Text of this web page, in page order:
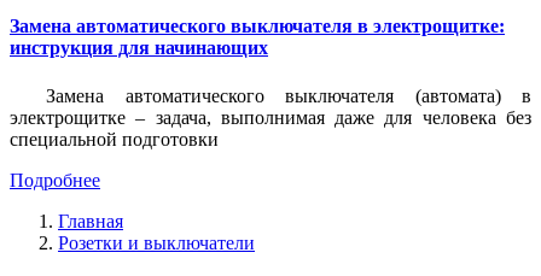
Замена автоматического выключателя в электрощитке:
инструкция для начинающих
Замена автоматического выключателя (автомата) в
электрощитке – задача, выполнимая даже для человека без
специальной подготовки
Подробнее
Главная
Розетки и выключатели